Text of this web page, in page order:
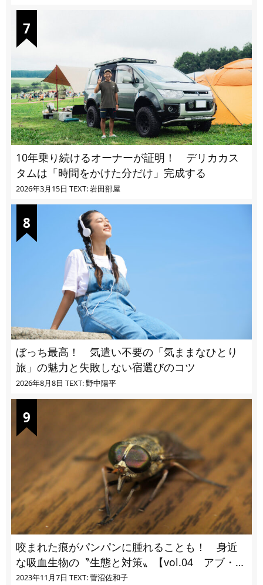
10年乗り続けるオーナーが証明！ デリカカス
タムは「時間をかけた分だけ」完成する
2026年3月15日 TEXT: 岩田部屋
ぼっち最高！ 気遣い不要の「気ままなひとり
旅」の魅力と失敗しない宿選びのコツ
2026年8月8日 TEXT: 野中陽平
咬まれた痕がパンパンに腫れることも！ 身近
な吸血生物の〝生態と対策〟【vol.04 アブ・ブ
ユ・ヌカカ】
2023年11月7日 TEXT: 菅沼佐和子